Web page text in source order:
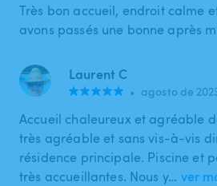
Très bon accueil, endroit calme
avons passés une bonne après
Laurent C
• agosto de
Accueil chaleureux et agréable
très agréable et sans vis-à-vis
résidence principale. Piscine et
très accueillantes. Nous y… ver